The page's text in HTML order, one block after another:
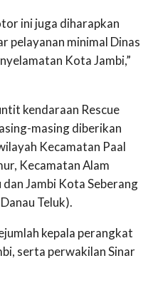
ini juga diharapkan
pelayanan minimal Dinas
Kota Jambi,”
kendaraan Rescue
masing diberikan
Kecamatan Paal
Kecamatan Alam
Jambi Kota Seberang
Teluk).
kepala perangkat
serta perwakilan Sinar